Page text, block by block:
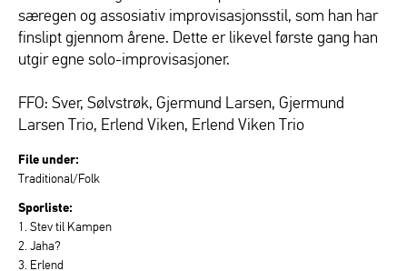
særegen og assosiativ improvisasjonsstil, som han har
finslipt gjennom årene. Dette er likevel første gang han
utgir egne solo-improvisasjoner.
FFO: Sver, Sølvstrøk, Gjermund Larsen, Gjermund
Larsen Trio, Erlend Viken, Erlend Viken Trio
File under:
Traditional/Folk
Sporliste:
1. Stev til Kampen
2. Jaha?
3. Erlend